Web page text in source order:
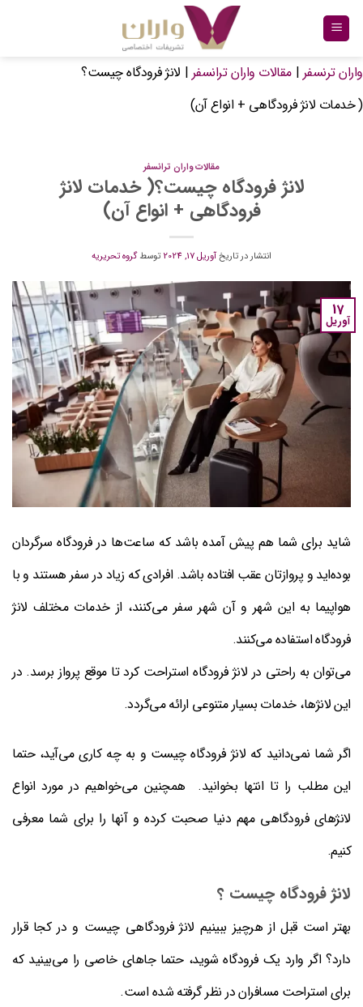
واران ترنسفر |مقالات واران ترانسفر | لانژ فرودگاه چیست؟
( خدمات لانژ فرودگاهی + انواع آن)
مقالات واران ترانسفر
لانژ فرودگاه چیست؟( خدمات لانژ
فرودگاهی + انواع آن)
انتشار در تاریخآوریل 17, 2024 توسطگروه تحریریه
17
آوریل
شاید برای شما هم پیش آمده باشد که ساعت‌ها در فرودگاه سرگردان
بوده‌اید و پروازتان عقب افتاده باشد. افرادی که زیاد در سفر هستند و با
هواپیما به این شهر و آن شهر سفر می‌کنند، از خدمات مختلف لانژ
فرودگاه استفاده می‌کنند.
می‌توان به راحتی در لانژ فرودگاه استراحت کرد تا موقع پرواز برسد. در
این لانژها، خدمات بسیار متنوعی ارائه می‌گردد.
اگر شما نمی‌‎دانید که لانژ فرودگاه چیست و به چه کاری می‌آید، حتما
این مطلب را تا انتها بخوانید. همچنین می‌خواهیم در مورد انواع
لانژهای فرودگاهی مهم دنیا صحبت کرده و آن‍ها را برای شما معرفی
کنیم.
لانژ فرودگاه چیست ؟
بهتر است قبل از هرچیز ببینیم لانژ فرودگاهی چیست و در کجا قرار
دارد؟ اگر وارد یک فرودگاه شوید، حتما جاهای خاصی را می‌بینید که
برای استراحت مسافران در نظر گرفته شده است.